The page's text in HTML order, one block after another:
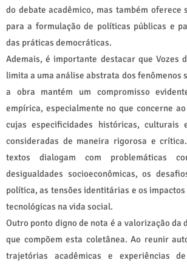
do debate acadêmico, mas também oferece
para a formulação de políticas públicas e
das práticas democráticas.
Ademais, é importante destacar que Vozes
limita a uma análise abstrata dos fenômenos
a obra mantém um compromisso
empírica, especialmente no que concerne
cujas especificidades históricas, culturais
consideradas de maneira rigorosa e
textos dialogam com problemáticas
desigualdades socioeconômicas, os
política, as tensões identitárias e os
tecnológicas na vida social.
Outro ponto digno de nota é a valorização da
que compõem esta coletânea. Ao reunir
trajetórias acadêmicas e experiências